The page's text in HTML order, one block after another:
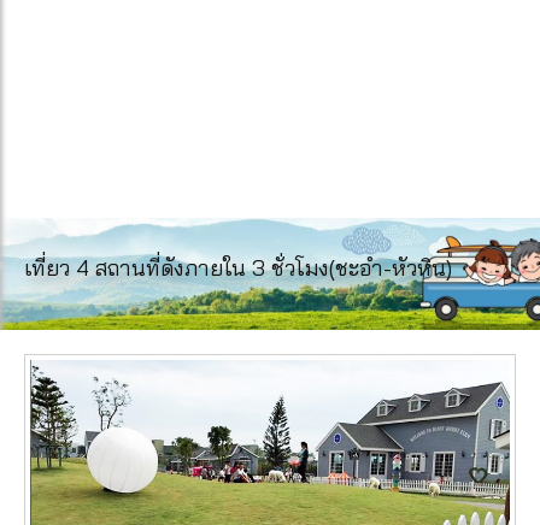
เที่ยว 4 สถานที่ดังภายใน 3 ชั่วโมง(ชะอำ-หัวหิน)